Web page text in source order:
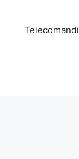
Telecomandi